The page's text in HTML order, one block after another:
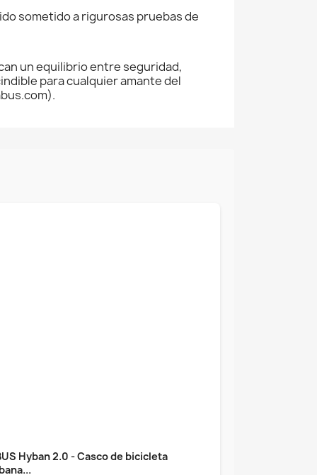
sometido a rigurosas pruebas de
un equilibrio entre seguridad,
para cualquier amante del
Hyban 2.0 - Casco de bicicleta